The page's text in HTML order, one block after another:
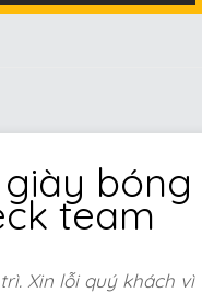
bóng
team
Xin lỗi quý khách vì